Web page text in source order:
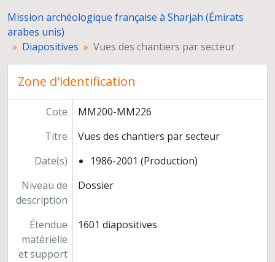
Céramique
Objets métalliques
Macrorestes, sédiments et bitume
Mission archéologique française à Sharjah (Émirats
arabes unis)
Diapositives
Vues des chantiers par secteur
Zone d'identification
Cote
MM200-MM226
Titre
Vues des chantiers par secteur
Date(s)
1986-2001 (Production)
Niveau de
description
Dossier
Étendue
matérielle
et support
1601 diapositives